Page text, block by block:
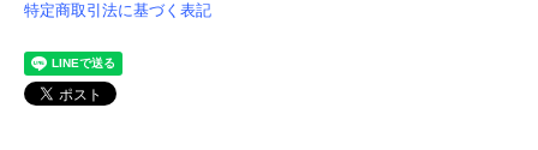
特定商取引法に基づく表記